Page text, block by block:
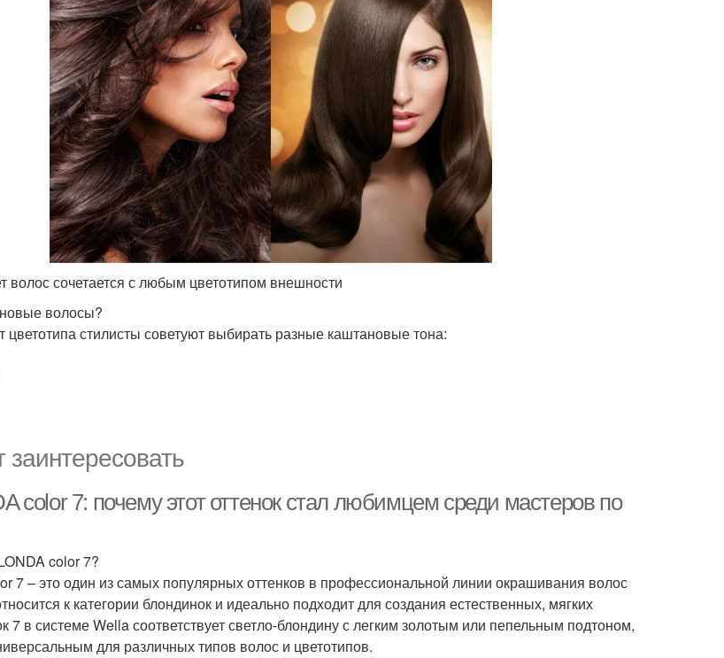
волос сочетается с любым цветотипом внешности
волосы?
цветотипа стилисты советуют выбирать разные каштановые тона:
color 7: почему этот оттенок стал любимцем среди мастеров по
color 7?
7 – это один из самых популярных оттенков в профессиональной линии окрашивания волос
к категории блондинок и идеально подходит для создания естественных, мягких
7 в системе Wella соответствует светло-блондину с легким золотым или пепельным подтоном,
для различных типов волос и цветотипов.